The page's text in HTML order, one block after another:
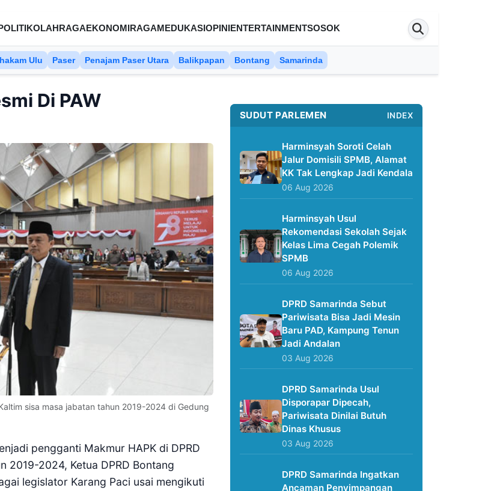
OLAHRAGAEKONOMIRAGAMEDUKASIOPINIENTERTAINMENTSOSOK
Ulu Paser Penajam Paser Utara Balikpapan Bontang Samarinda
Di PAW
sisa masa jabatan tahun 2019-2024 di Gedung
pengganti Makmur HAPK di DPRD
2019-2024, Ketua DPRD Bontang
legislator Karang Paci usai mengikuti
SUDUT PARLEMEN INDEX
Harminsyah Soroti Celah
Jalur Domisili SPMB, Alamat
KK Tak Lengkap Jadi Kendala
06 Aug 2026
Harminsyah Usul
Rekomendasi Sekolah Sejak
Kelas Lima Cegah Polemik
SPMB
06 Aug 2026
DPRD Samarinda Sebut
Pariwisata Bisa Jadi Mesin
Baru PAD, Kampung Tenun
Jadi Andalan
03 Aug 2026
DPRD Samarinda Usul
Disporapar Dipecah,
Pariwisata Dinilai Butuh
Dinas Khusus
03 Aug 2026
DPRD Samarinda Ingatkan
Ancaman Penyimpangan